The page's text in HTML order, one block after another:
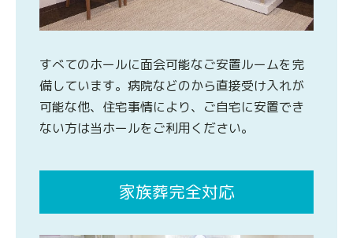
すべてのホールに面会可能なご安置ルームを完
備しています。病院などのから直接受け入れが
可能な他、住宅事情により、ご自宅に安置でき
ない方は当ホールをご利用ください。
家族葬完全対応